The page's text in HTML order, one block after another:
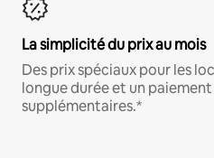
La simplicité du prix au mois
Des prix spéciaux pour les
longue durée et un
supplémentaires.*